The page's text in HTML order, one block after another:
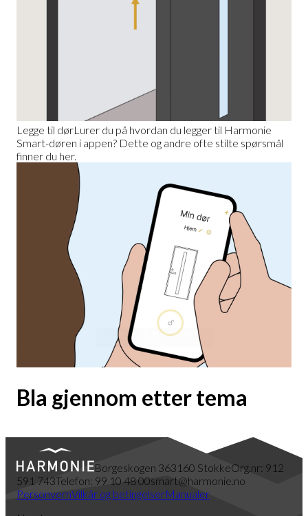
Legge til dørLurer du på hvordan du legger til Harmonie
Smart-døren i appen? Dette og andre ofte stilte spørsmål
finner du her.
Bla gjennom etter tema
Borgeskogen 363160 StokkeOrg.nr: 912
591 743Telefon: 99 10 48 00smart@harmonie.no
PersonvernVilkår og betingelserManualer